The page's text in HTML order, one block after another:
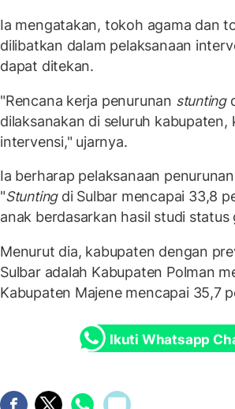
Ia mengatakan, tokoh agama dan
dilibatkan dalam pelaksanaan
dapat ditekan.
"Rencana kerja penurunan stunting
dilaksanakan di seluruh kabupaten,
intervensi," ujarnya.
Ia berharap pelaksanaan penurunan
"Stuntingdi Sulbar mencapai 33,8
anak berdasarkan hasil studi status
Menurut dia, kabupaten dengan
Sulbar adalah Kabupaten Polman
Kabupaten Majene mencapai 35,7
Ikuti Whatsapp